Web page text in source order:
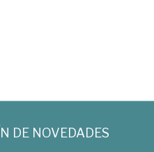
DE NOVEDADES